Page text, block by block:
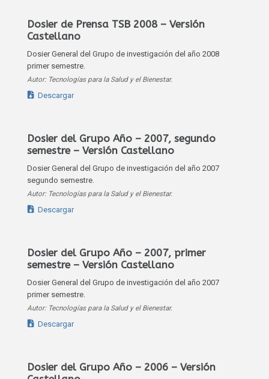
Dosier de Prensa TSB 2008 – Versión
Castellano
Dosier General del Grupo de investigación del año 2008
primer semestre.
Autor: Tecnologías para la Salud y el Bienestar.
Descargar
Dosier del Grupo Año – 2007, segundo
semestre – Versión Castellano
Dosier General del Grupo de investigación del año 2007
segundo semestre.
Autor: Tecnologías para la Salud y el Bienestar.
Descargar
Dosier del Grupo Año – 2007, primer
semestre – Versión Castellano
Dosier General del Grupo de investigación del año 2007
primer semestre.
Autor: Tecnologías para la Salud y el Bienestar.
Descargar
Dosier del Grupo Año – 2006 – Versión